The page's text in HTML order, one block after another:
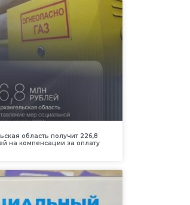
область получит 226,8
на компенсации за оплату